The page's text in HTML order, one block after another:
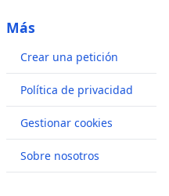
Más
Crear una petición
Política de privacidad
Gestionar cookies
Sobre nosotros